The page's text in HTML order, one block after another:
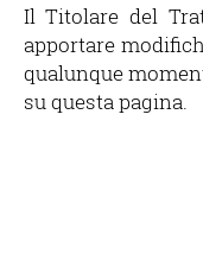
Il Titolare del
apportare
qualunque
su questa pagina.